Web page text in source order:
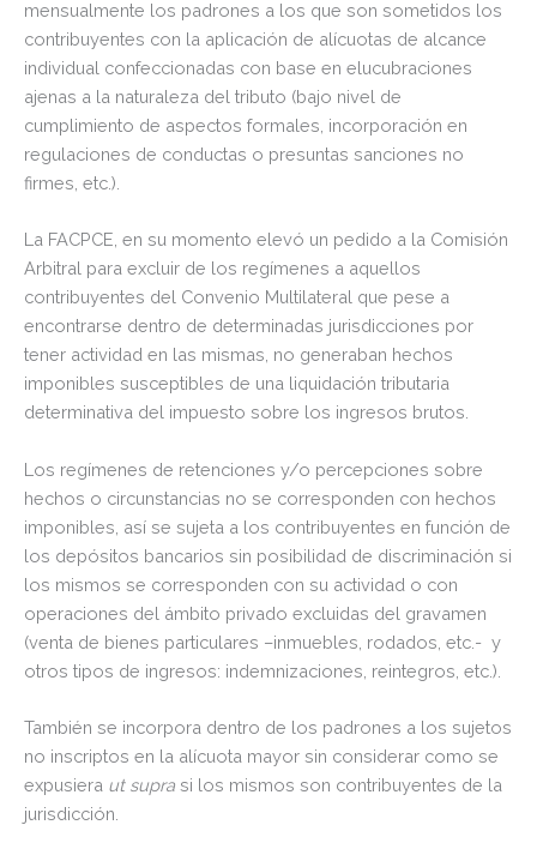
mensualmente los padrones a los que son sometidos los
contribuyentes con la aplicación de alícuotas de alcance
individual confeccionadas con base en elucubraciones
ajenas a la naturaleza del tributo (bajo nivel de
cumplimiento de aspectos formales, incorporación en
regulaciones de conductas o presuntas sanciones no
firmes, etc.).
La FACPCE, en su momento elevó un pedido a la Comisión
Arbitral para excluir de los regímenes a aquellos
contribuyentes del Convenio Multilateral que pese a
encontrarse dentro de determinadas jurisdicciones por
tener actividad en las mismas, no generaban hechos
imponibles susceptibles de una liquidación tributaria
determinativa del impuesto sobre los ingresos brutos.
Los regímenes de retenciones y/o percepciones sobre
hechos o circunstancias no se corresponden con hechos
imponibles, así se sujeta a los contribuyentes en función de
los depósitos bancarios sin posibilidad de discriminación si
los mismos se corresponden con su actividad o con
operaciones del ámbito privado excluidas del gravamen
(venta de bienes particulares –inmuebles, rodados, etc.- y
otros tipos de ingresos: indemnizaciones, reintegros, etc.).
También se incorpora dentro de los padrones a los sujetos
no inscriptos en la alícuota mayor sin considerar como se
expusiera ut supra si los mismos son contribuyentes de la
jurisdicción.